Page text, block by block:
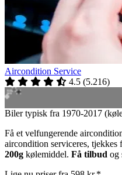
Aircondition Service
4.5 (5.216)
Biler typisk fra 1970-2017
Få et velfungerende
aircondition serviceres,
200g kølemiddel. Få tilbud og